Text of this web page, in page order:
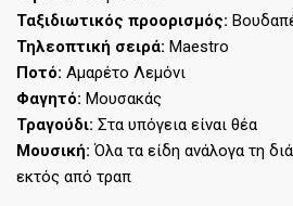
Ταξιδιωτικός προορισμός:
Τηλεοπτική σειρά: Maestro
Ποτό: Αμαρέτο Λεμόνι
Φαγητό: Μουσακάς
Τραγούδι: Στα υπόγεια είναι θέα
Μουσική: Όλα τα είδη ανάλογα τη
εκτός από τραπ